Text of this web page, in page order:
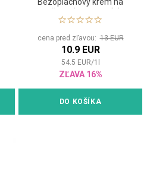
Bezoplachový krém na
rozčesanie strapatých
vlasov
cena pred zľavou:13 EUR
10.9 EUR
54.5 EUR/1
ZĽAVA 16%
DO KOŠÍKA